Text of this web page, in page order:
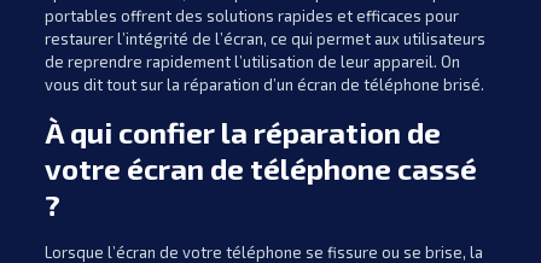
portables offrent des solutions rapides et efficaces pour
restaurer l’intégrité de l’écran, ce qui permet aux utilisateurs
de reprendre rapidement l’utilisation de leur appareil. On
vous dit tout sur la réparation d’un écran de téléphone brisé.
À qui confier la réparation de
votre écran de téléphone cassé
?
Lorsque l’écran de votre téléphone se fissure ou se brise, la